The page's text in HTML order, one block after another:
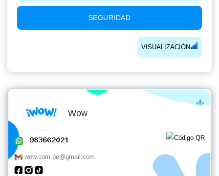
SEGURIDAD
VISUALIZACIÓN
Wow
wow.com.pe@gmail.com